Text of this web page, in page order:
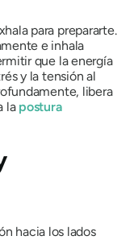
para prepararte.
e inhala
que la energía
y la tensión al
libera
la postura
hacia los lados